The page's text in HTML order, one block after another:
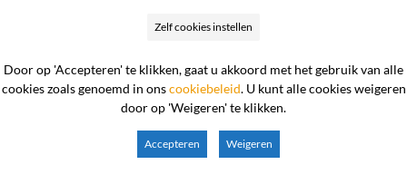
had gemaakt van de luidruchtige airconditioning had
voorwaarden wijzen we er op dat de airconditioning niet
van hotel 3] is gekeken naar alternatieve accommodatie,
waren geen substantiële gebreken aangetroffen.
in [naam van hotel 4] is direct een andere kamer
opgenomen op het 24 uurs servicenummer. Dat had wel
kunnen worden dat klager en zijn echtgenote bij de
Zelf cookies instellen
Door op 'Accepteren' te klikken, gaat u akkoord met het gebruik van alle
cookies zoals genoemd in onscookiebeleid. U kunt alle cookies weigeren
door op 'Weigeren' te klikken.
Accepteren Weigeren